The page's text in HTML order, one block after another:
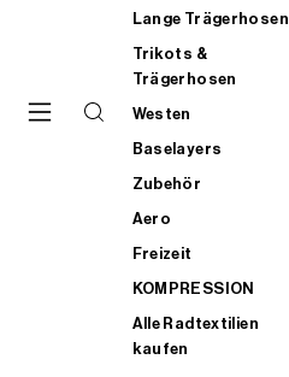
Lange Trägerhosen
Trikots &
Trägerhosen
Westen
Baselayers
Zubehör
Aero
Freizeit
KOMPRESSION
Alle Radtextilien
kaufen